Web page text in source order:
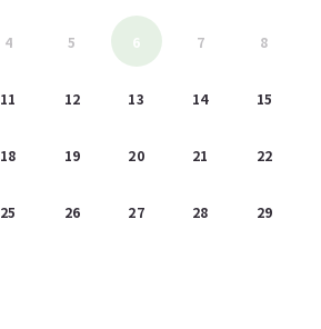
4 5 6 7 8
11 12 13 14 15
18 19 20 21 22
25 26 27 28 29